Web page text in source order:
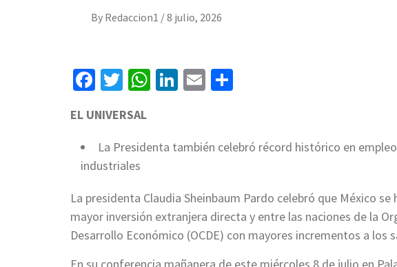
By Redaccion1 /8 julio, 2026
Facebook
Twitter
WhatsApp
LinkedIn
Email
EL UNIVERSAL
La Presidenta también celebró récord histórico en
industriales
La presidenta Claudia Sheinbaum Pardo celebró que México
mayor inversión extranjera directa y entre las naciones de la
Desarrollo Económico (OCDE) con mayores incrementos a los
En su conferencia mañanera de este miércoles 8 de julio en